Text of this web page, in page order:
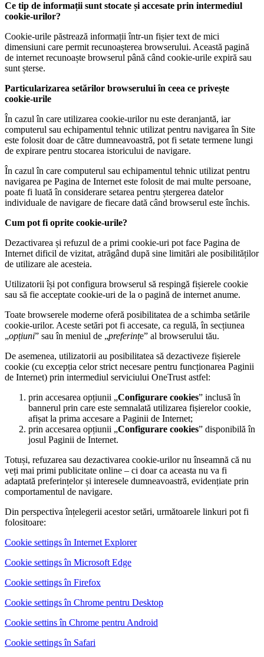
Ce tip de informații sunt stocate și accesate prin intermediul
cookie-urilor?
Cookie-urile păstrează informații într-un fișier text de mici
dimensiuni care permit recunoașterea browserului. Această pagină
de internet recunoaște browserul până când cookie-urile expiră sau
sunt șterse.
Particularizarea setărilor browserului în ceea ce privește
cookie-urile
În cazul în care utilizarea cookie-urilor nu este deranjantă, iar
computerul sau echipamentul tehnic utilizat pentru navigarea în Site
este folosit doar de către dumneavoastră, pot fi setate termene lungi
de expirare pentru stocarea istoricului de navigare.
În cazul în care computerul sau echipamentul tehnic utilizat pentru
navigarea pe Pagina de Internet este folosit de mai multe persoane,
poate fi luată în considerare setarea pentru ștergerea datelor
individuale de navigare de fiecare dată când browserul este închis.
Cum pot fi oprite cookie-urile?
Dezactivarea și refuzul de a primi cookie-uri pot face Pagina de
Internet dificil de vizitat, atrăgând după sine limitări ale posibilităților
de utilizare ale acesteia.
Utilizatorii își pot configura browserul să respingă fișierele cookie
sau să fie acceptate cookie-uri de la o pagină de internet anume.
Toate browserele moderne oferă posibilitatea de a schimba setările
cookie-urilor. Aceste setări pot fi accesate, ca regulă, în secțiunea
„opțiuni” sau în meniul de „preferințe” al browserului tău.
De asemenea, utilizatorii au posibilitatea să dezactiveze fișierele
cookie (cu excepția celor strict necesare pentru funcționarea Paginii
de Internet) prin intermediul serviciului OneTrust astfel:
prin accesarea opțiunii „Configurare cookies” inclusă în
bannerul prin care este semnalată utilizarea fișierelor cookie,
afișat la prima accesare a Paginii de Internet;
prin accesarea opțiunii „Configurare cookies” disponibilă în
josul Paginii de Internet.
Totuși, refuzarea sau dezactivarea cookie-urilor nu înseamnă că nu
veți mai primi publicitate online – ci doar ca aceasta nu va fi
adaptată preferințelor și interesele dumneavoastră, evidențiate prin
comportamentul de navigare.
Din perspectiva înțelegerii acestor setări, următoarele linkuri pot fi
folositoare:
Cookie settings în Internet Explorer
Cookie settings în Microsoft Edge
Cookie settings în Firefox
Cookie settings în Chrome pentru Desktop
Cookie settins în Chrome pentru Android
Cookie settings în Safari